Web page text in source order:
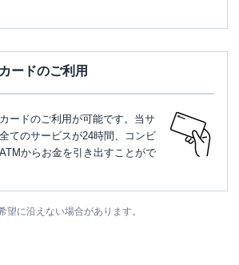
ードのご利用
ードのご利用が可能です。当サ
てのサービスが24時間、コンビ
からお金を引き出すことがで
望に沿えない場合があります。